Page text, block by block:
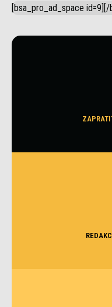
[bsa_pro_ad_space